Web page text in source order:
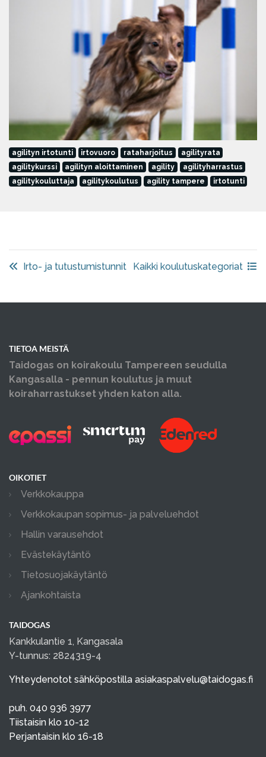
agilityn irtotunti irtovuoro rataharjoitus
agilityrata
agilitykurssi
agilityn aloittaminen agility
agilityharrastus
agilitykouluttaja
agilitykoulutus agility tampere irtotunti
Irto- ja tutustumistunnit Kaikki koulutuskategoriat
TIETOA MEISTÄ
Taidogas on koirakoulu Tampereen seudulla
Kangasalla - pennun koulutus ja muut
koiraharrastukset yhden katon alla.
OIKOTIET
Verkkokauppa
Verkkokaupan sopimus- ja palveluehdot
Hallin varausehdot
Evästekäytäntö
Tietosuojakäytäntö
Ajankohtaista
TAIDOGAS
Kankkulantie 1, Kangasala
Y-tunnus: 2824319-4
Yhteydenotot sähköpostilla asiakaspalvelu@taidogas.fi
puh. 040 936 3977
Tiistaisin klo 10-12
Perjantaisin klo 16-18